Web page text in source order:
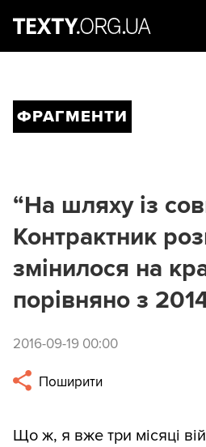
ФРАГМЕНТИ
“На шляху із
Контрактник
змінилося на
порівняно з
2016-09-19 00:00
Поширити
Що ж, я вже три місяці